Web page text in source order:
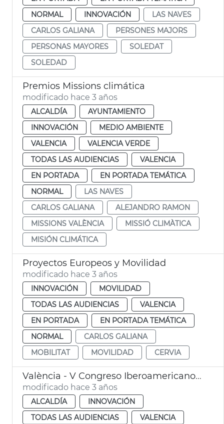
NORMAL
INNOVACIÓN
LAS NAVES
CARLOS GALIANA
PERSONES MAJORS
PERSONAS MAYORES
SOLEDAT
SOLEDAD
Premios Missions climática
modificado hace 3 años
ALCALDÍA
AYUNTAMIENTO
INNOVACIÓN
MEDIO AMBIENTE
VALENCIA
VALENCIA VERDE
TODAS LAS AUDIENCIAS
VALENCIA
EN PORTADA
EN PORTADA TEMÁTICA
NORMAL
LAS NAVES
CARLOS GALIANA
ALEJANDRO RAMON
MISSIONS VALÈNCIA
MISSIÓ CLIMÀTICA
MISIÓN CLIMÁTICA
Proyectos Europeos y Movilidad
modificado hace 3 años
INNOVACIÓN
MOVILIDAD
TODAS LAS AUDIENCIAS
VALENCIA
EN PORTADA
EN PORTADA TEMÁTICA
NORMAL
CARLOS GALIANA
MOBILITAT
MOVILIDAD CERVIA
València - V Congreso Iberoamericano de Compra Pública de Innovación
modificado hace 3 años
ALCALDÍA
INNOVACIÓN
TODAS LAS AUDIENCIAS
VALENCIA